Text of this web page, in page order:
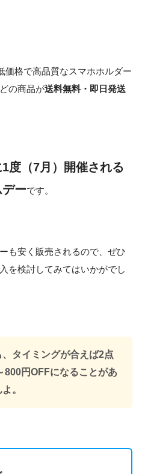
価格で高品質なスマホホルダー
の商品が送料無料・即日発送
度（7月）開催される
ーです。
も安く販売されるので、ぜひ
を検討してみてはいかがでし
タイミングが合えば2点
800円OFFになることがあ
。